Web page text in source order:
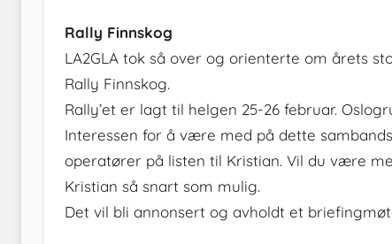
Rally Finnskog
LA2GLA tok så over og orienterte om årets
Rally Finnskog.
Rally’et er lagt til helgen 25-26 februar.
Interessen for å være med på dette
operatører på listen til Kristian. Vil du være
Kristian så snart som mulig.
Det vil bli annonsert og avholdt et